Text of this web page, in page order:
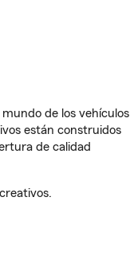
mundo de los vehículos
están construidos
de calidad